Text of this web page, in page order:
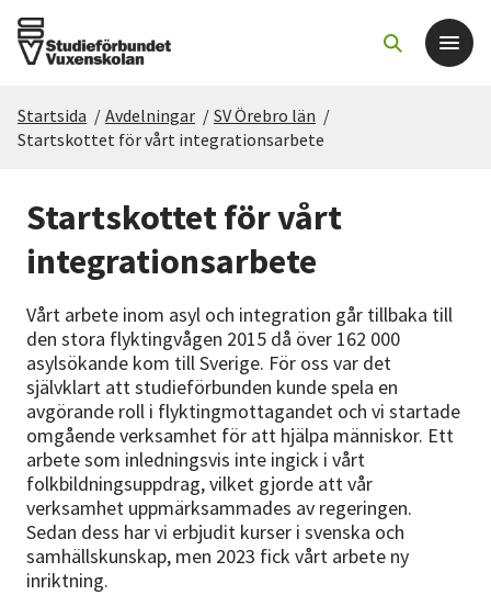
Det här gör vi
För dig som
Sök kurser och evenemang
Om SV
Starta studiecirkel
Cirkelledare
Nyheter
Avdelningar
Startsida / Avdelningar / SV Örebro län /
Startskottet för vårt integrationsarbete
Startskottet för vårt
integrationsarbete
Vårt arbete inom asyl och integration går tillbaka till
den stora flyktingvågen 2015 då över 162 000
asylsökande kom till Sverige. För oss var det
självklart att studieförbunden kunde spela en
avgörande roll i flyktingmottagandet och vi startade
omgående verksamhet för att hjälpa människor. Ett
arbete som inledningsvis inte ingick i vårt
folkbildningsuppdrag, vilket gjorde att vår
verksamhet uppmärksammades av regeringen.
Sedan dess har vi erbjudit kurser i svenska och
samhällskunskap, men 2023 fick vårt arbete ny
inriktning.